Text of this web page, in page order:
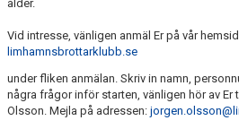
RICHTHOFFCUPEN
SNK-TÄVLING PÅ LIMHAMN
ålder.
Vid intresse, vänligen anmäl Er på vår
limhamnsbrottarklubb.se
under fliken anmälan. Skriv in namn,
några frågor inför starten, vänligen hör av Er
Olsson. Mejla på adressen: